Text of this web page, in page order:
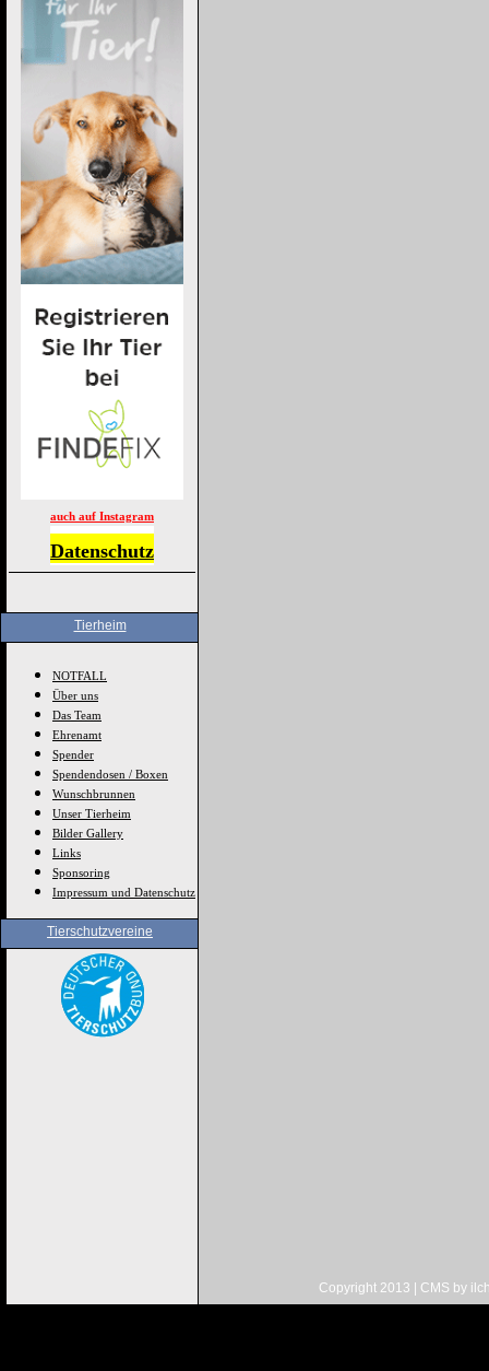
auch auf Instagram
Datenschutz
Tierheim
NOTFALL
Über uns
Das Team
Ehrenamt
Spender
Spendendosen / Boxen
Wunschbrunnen
Unser Tierheim
Bilder Gallery
Links
Sponsoring
Impressum und Datenschutz
Tierschutzvereine
Copyright 2013 | CMS by